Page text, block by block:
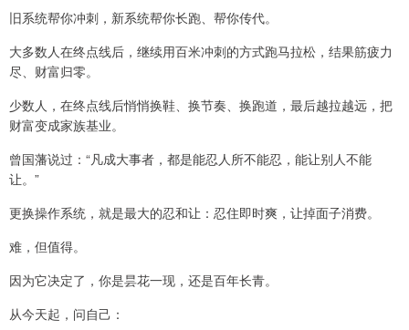
旧系统帮你冲刺，新系统帮你长跑、帮你传代。
大多数人在终点线后，继续用百米冲刺的方式跑马拉松，结果筋疲力
尽、财富归零。
少数人，在终点线后悄悄换鞋、换节奏、换跑道，最后越拉越远，把
财富变成家族基业。
曾国藩说过：“凡成大事者，都是能忍人所不能忍，能让别人不能
让。”
更换操作系统，就是最大的忍和让：忍住即时爽，让掉面子消费。
难，但值得。
因为它决定了，你是昙花一现，还是百年长青。
从今天起，问自己：